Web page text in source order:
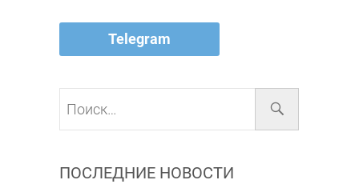
Telegram
ПОСЛЕДНИЕ НОВОСТИ